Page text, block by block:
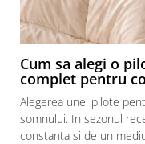
Cum sa alegi o
complet pentru
Alegerea unei pilote
somnului. In sezonul
constanta si de un